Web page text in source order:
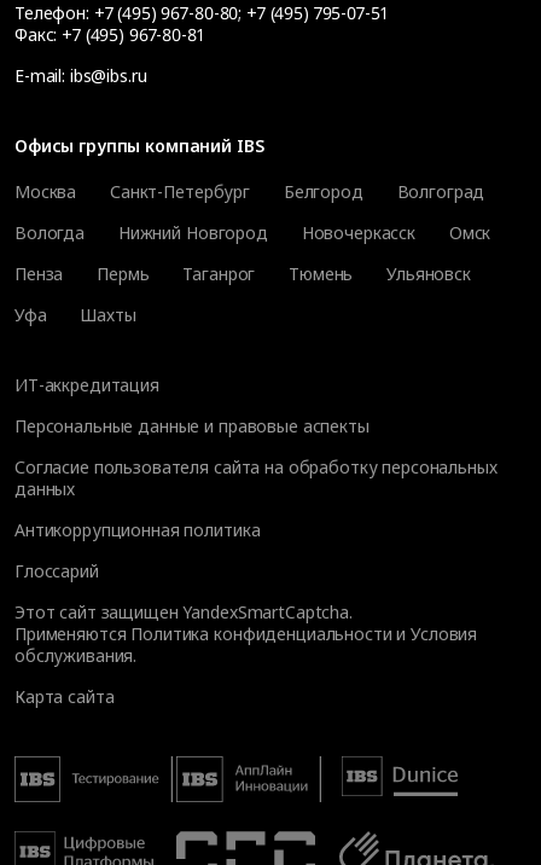
Телефон: +7 (495) 967-80-80; +7 (495) 795-07-51
Факс: +7 (495) 967-80-81
E-mail: ibs@ibs.ru
Офисы группы компаний IBS
Москва
Санкт-Петербург Белгород
Волгоград
Вологда
Нижний Новгород Новочеркасск
Омск
Пенза
Пермь Таганрог Тюмень
Ульяновск
Уфа
Шахты
ИТ-аккредитация
Персональные данные и правовые аспекты
Согласие пользователя сайта на обработку персональных
данных
Антикоррупционная политика
Глоссарий
Этот сайт защищен YandexSmartCaptcha.
Применяются Политика конфиденциальности иУсловия
обслуживания.
Карта сайта